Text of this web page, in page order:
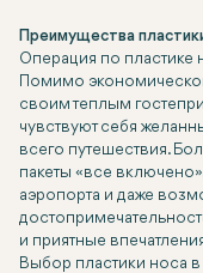
Преимущества
Операция по пластике
Помимо
своим теплым
чувствуют себя
всего путешествия.
пакеты «все
аэропорта и даже
и приятные
Выбор пластики носа